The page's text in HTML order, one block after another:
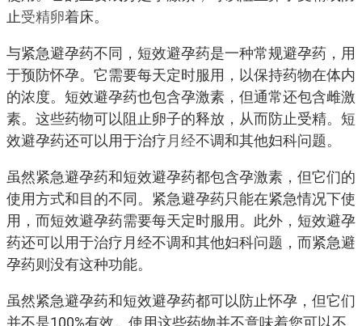
止受精卵着床。
与紧急避孕药不同，短效避孕药是一种常规避孕药，用
于预防怀孕。它需要每天定时服用，以保持药物在体内
的浓度。短效避孕药也包含孕激素，但通常还包含雌激
素。这些药物可以阻止卵子的释放，从而防止受精。短
效避孕药还可以用于治疗 月经不调和其他妇科问题。
虽然紧急避孕药和短效避孕药都包含孕激素，但它们的
使用方式和目的不同。紧急避孕药只能在紧急情况下使
用，而短效避孕药需要每天定时服用。此外，短效避孕
药还可以用于治疗月经不调和其他妇科问题，而紧急避
孕药则没有这种功能。
虽然紧急避孕药和短效避孕药都可以防止怀孕，但它们
并不是100%有效。使用这些药物并不意味着您可以不